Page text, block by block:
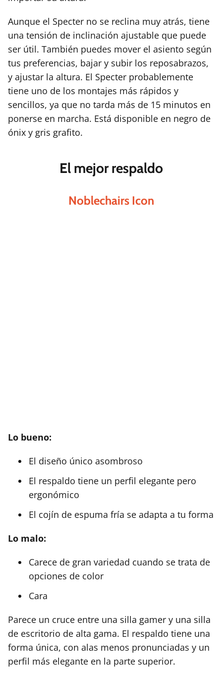
Aunque el Specter no se reclina muy atrás, tiene
una tensión de inclinación ajustable que puede
ser útil. También puedes mover el asiento según
tus preferencias, bajar y subir los reposabrazos,
y ajustar la altura. El Specter probablemente
tiene uno de los montajes más rápidos y
sencillos, ya que no tarda más de 15 minutos en
ponerse en marcha. Está disponible en negro de
ónix y gris grafito.
El mejor respaldo
Noblechairs Icon
Lo bueno:
El diseño único asombroso
El respaldo tiene un perfil elegante pero
ergonómico
El cojín de espuma fría se adapta a tu forma
Lo malo:
Carece de gran variedad cuando se trata de
opciones de color
Cara
Parece un cruce entre una silla gamer y una silla
de escritorio de alta gama. El respaldo tiene una
forma única, con alas menos pronunciadas y un
perfil más elegante en la parte superior.